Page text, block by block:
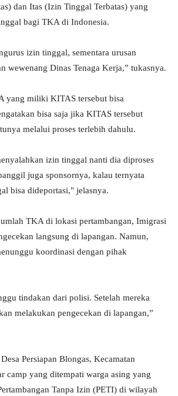
dan Itas (Izin Tinggal Terbatas) yang
bagi TKA di Indonesia.
izin tinggal, sementara urusan
wewenang Dinas Tenaga Kerja,” tukasnya.
yang miliki KITAS tersebut bisa
bisa saja jika KITAS tersebut
melalui proses terlebih dahulu.
izin tinggal nanti dia diproses
juga sponsornya, kalau ternyata
bisa dideportasi," jelasnya.
TKA di lokasi pertambangan, Imigrasi
langsung di lapangan. Namun,
koordinasi dengan pihak
tindakan dari polisi. Setelah mereka
melakukan pengecekan di lapangan,”
Persiapan Blongas, Kecamatan
camp yang ditempati warga asing yang
Tanpa Izin (PETI) di wilayah